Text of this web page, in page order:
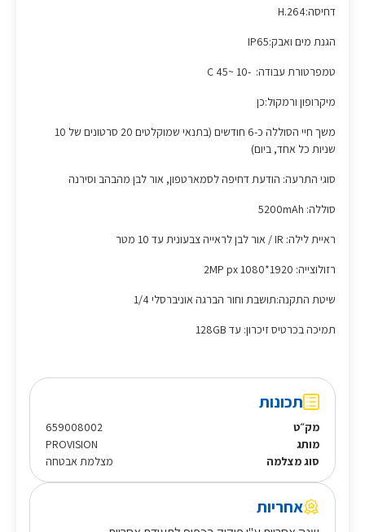
דחיסה:H.264
הגנת מים ואבק:IP65
טמפרטורת עבודה: -10 ~45 C
מיקרופון ורמקול:כן
משך חיי הסוללה כ-6 חודשים (בתנאי שמוקלטים 20 סרטונים של 10
שניות כל אחד, ביום)
סוגי התרעה: הודעת דחיפה לסמארטפון, אור לבן מהבהב וסירנה
סוללה: 5200mAh
ראיית לילה: IR / אור לבן לראייה צבעונית עד 10 מטר
רזולוצייה: 2MP px 1080*1920
שיטת התקנה:תושבת וחור הברגה אוניברסלי 1/4
תמיכה בכרטיס זיכרון: עד 128GB
תכונות
מק״ט
659008002
מותג
PROVISION
סוג מצלמה
מצלמת אבטחה
אחריות